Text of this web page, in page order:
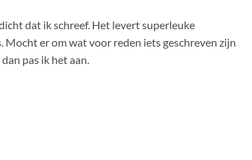
dat ik schreef. Het levert superleuke
Mocht er om wat voor reden iets geschreven zijn
pas ik het aan.